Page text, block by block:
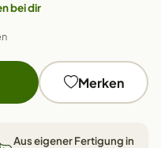
bei dir
Merken
Aus eigener Fertigung in